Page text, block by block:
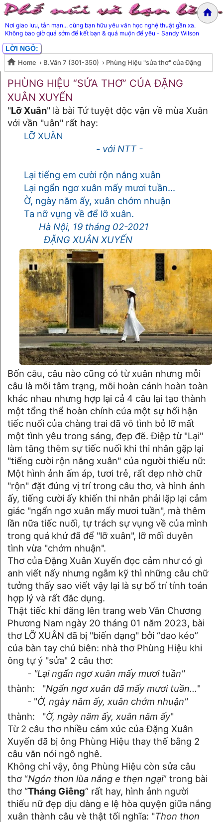
Nơi giao lưu, tản mạn... cùng bạn hữu yêu văn học nghệ thuật gần xa.
Không bao giờ quá sớm để kết bạn & quá muộn để yêu - Sandy Wilson
LỜI NGỎ:
Home › B.Văn 7 (301-350) › Phùng Hiệu "sửa thơ" của Đặng
Xuân Xuyến- Hương Mai
Phùng Hiệu "sửa thơ" của Đặng
Xuân Xuyến- Hương Mai
PHÙNG HIỆU “SỬA THƠ” CỦA ĐẶNG
XUÂN XUYẾN
"Lỡ Xuân" là bài Tứ tuyệt độc vận về mùa Xuân
với vần "uân" rất hay:
LỠ XUÂN
- với NTT -
Lại tiếng em cười rộn nắng xuân
Lại ngẩn ngơ xuân mấy mươi tuần...
Ờ, ngày năm ấy, xuân chớm nhuận
Ta nỡ vụng về để lỡ xuân.
Hà Nội, 19 tháng 02-2021
ĐẶNG XUÂN XUYẾN
Bốn câu, câu nào cũng có từ xuân nhưng mỗi
câu là mỗi tâm trạng, mỗi hoàn cảnh hoàn toàn
khác nhau nhưng hợp lại cả 4 câu lại tạo thành
một tổng thể hoàn chỉnh của một sự hối hận
tiếc nuối của chàng trai đã vô tình bỏ lỡ mất
một tình yêu trong sáng, đẹp đẽ. Điệp từ "Lại"
làm tăng thêm sự tiếc nuối khi thi nhân gặp lại
"tiếng cười rộn nắng xuân" của người thiếu nữ:
Một hình ảnh ấm áp, tươi trẻ, rất đẹp nhờ chữ
"rộn" đặt đúng vị trí trong câu thơ, và hình ảnh
ấy, tiếng cười ấy khiến thi nhân phải lặp lại cảm
giác "ngẩn ngơ xuân mấy mươi tuần", mà thêm
lần nữa tiếc nuối, tự trách sự vụng về của mình
trong quá khứ đã để "lỡ xuân", lỡ mối duyên
tình vừa "chớm nhuận".
Thơ của Đặng Xuân Xuyến đọc cảm như có gì
anh viết nấy nhưng ngẫm kỹ thì những câu chữ
tưởng thấy sao viết vậy lại là sự bố trí tính toán
hợp lý và rất đắc dụng.
Thật tiếc khi đăng lên trang web Văn Chương
Phương Nam ngày 20 tháng 01 năm 2023, bài
thơ LỠ XUÂN đã bị "biến dạng" bởi “dao kéo”
của bàn tay chủ biên: nhà thơ Phùng Hiệu khi
ông tự ý "sửa" 2 câu thơ:
- "Lại ngẩn ngơ xuân mấy mươi tuần"
thành: "Ngẩn ngơ xuân đã mấy mươi tuần…"
- "Ờ, ngày năm ấy, xuân chớm nhuận"
thành: "Ờ, ngày năm ấy, xuân năm ấy"
Từ 2 câu thơ nhiều cảm xúc của Đặng Xuân
Xuyến đã bị ông Phùng Hiệu thay thế bằng 2
câu văn nói ngô nghê.
Không chỉ vậy, ông Phùng Hiệu còn sửa câu
thơ “Ngón thon lùa nắng e thẹn ngại” trong bài
thơ “Tháng Giêng” rất hay, hình ảnh người
thiếu nữ đẹp dịu dàng e lệ hòa quyện giữa nắng
xuân thành câu vè thật tối nghĩa: "Thon thon